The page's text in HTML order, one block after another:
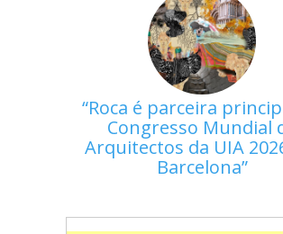
Roca é parceira
Congresso Mundial
Arquitectos da UIA
Barcelona